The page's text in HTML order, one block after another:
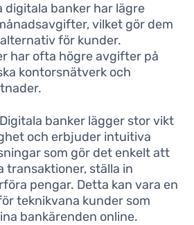
digitala banker har lägre
vilket gör dem
för kunder.
har ofta högre avgifter på
kontorsnätverk och
Digitala banker lägger stor vikt
och erbjuder intuitiva
som gör det enkelt att
transaktioner, ställa in
pengar. Detta kan vara en
teknikvana kunder som
bankärenden online.